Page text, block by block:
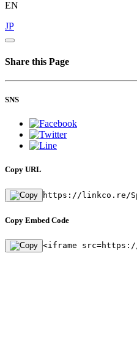
EN
JP
Share this Page
SNS
Copy URL
https://linkco.re/
Copy Embed Code
<iframe src=https://